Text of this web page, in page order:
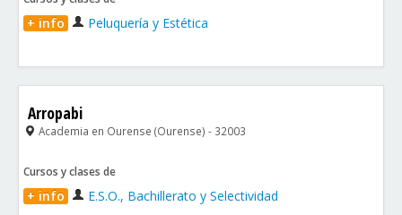
+ info Peluquería y Estética
Arropabi
Academia en Ourense (Ourense) - 32003
Cursos y clases de
+ info E.S.O., Bachillerato y Selectividad